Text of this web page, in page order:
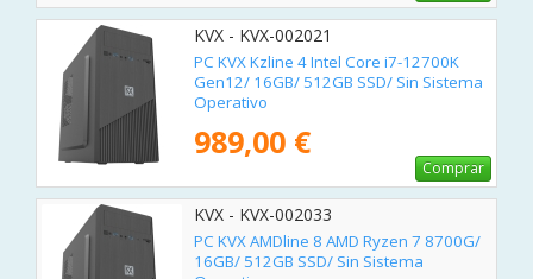
KVX - KVX-002021
PC KVX Kzline 4 Intel Core i7-12700K
Gen12/ 16GB/ 512GB SSD/ Sin Sistema
Operativo
989,00 €
Comprar
KVX - KVX-002033
PC KVX AMDline 8 AMD Ryzen 7 8700G/
16GB/ 512GB SSD/ Sin Sistema